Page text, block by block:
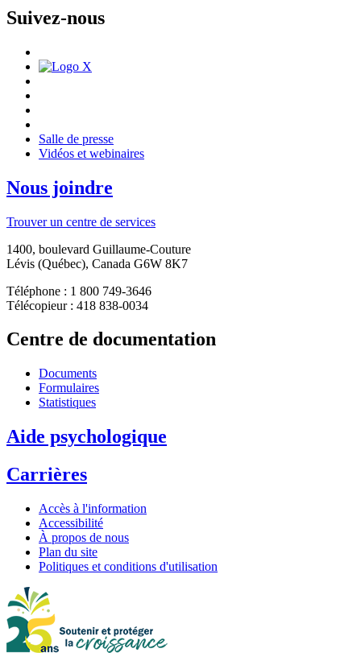
Suivez-nous
Salle de presse
Vidéos et webinaires
Nous joindre
Trouver un centre de services
1400, boulevard Guillaume-Couture
Lévis (Québec), Canada G6W 8K7
Téléphone : 1 800 749-3646
Télécopieur : 418 838-0034
Centre de documentation
Documents
Formulaires
Statistiques
Aide psychologique
Carrières
Accès à l'information
Accessibilité
À propos de nous
Plan du site
Politiques et conditions d'utilisation